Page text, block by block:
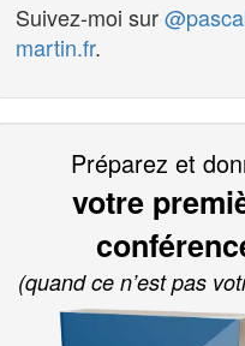
Suivez-moi sur
martin.fr.
Préparez et
votre
(quand ce n’est pas